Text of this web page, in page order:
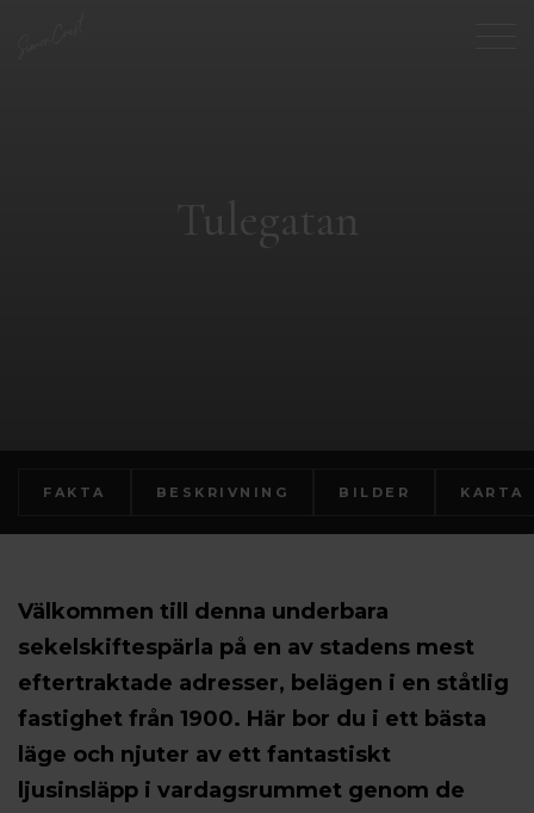
Tulegatan
FAKTA BESKRIVNING BILDER KARTA
Välkommen till denna underbara
sekelskiftespärla på en av stadens mest
eftertraktade adresser, belägen i en ståtlig
fastighet från 1900. Här bor du i ett bästa
läge och njuter av ett fantastiskt
ljusinsläpp i vardagsrummet genom de